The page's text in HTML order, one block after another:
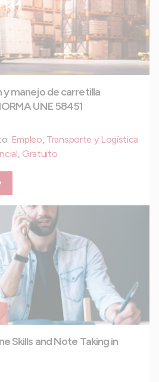
manejo de carretilla
UNE 58451
Empleo Transporte y Logística
Gratuito
Skills and Note Taking in